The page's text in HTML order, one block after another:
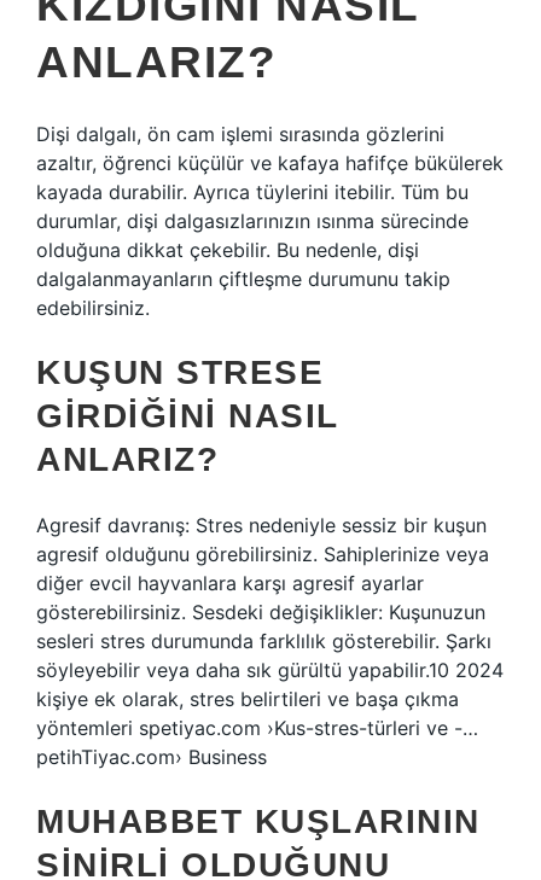
ANLARIZ?
Dişi dalgalı, ön cam işlemi sırasında gözlerini
azaltır, öğrenci küçülür ve kafaya hafifçe bükülerek
kayada durabilir. Ayrıca tüylerini itebilir. Tüm bu
durumlar, dişi dalgasızlarınızın ısınma sürecinde
olduğuna dikkat çekebilir. Bu nedenle, dişi
dalgalanmayanların çiftleşme durumunu takip
edebilirsiniz.
KUŞUN STRESE
GIRDIĞINI NASIL
ANLARIZ?
Agresif davranış: Stres nedeniyle sessiz bir kuşun
agresif olduğunu görebilirsiniz. Sahiplerinize veya
diğer evcil hayvanlara karşı agresif ayarlar
gösterebilirsiniz. Sesdeki değişiklikler: Kuşunuzun
sesleri stres durumunda farklılık gösterebilir. Şarkı
söyleyebilir veya daha sık gürültü yapabilir.10 2024
kişiye ek olarak, stres belirtileri ve başa çıkma
yöntemleri spetiyac.com ›Kus-stres-türleri ve -…
petihTiyac.com› Business
MUHABBET KUŞLARININ
SINIRLI OLDUĞUNU